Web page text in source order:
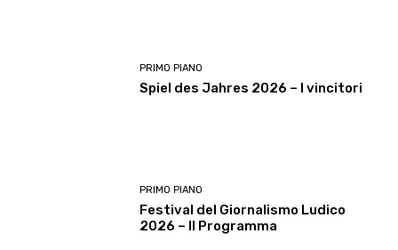
PRIMO PIANO
Spiel des Jahres 2026 – I vincitori
PRIMO PIANO
Festival del Giornalismo Ludico
2026 – Il Programma